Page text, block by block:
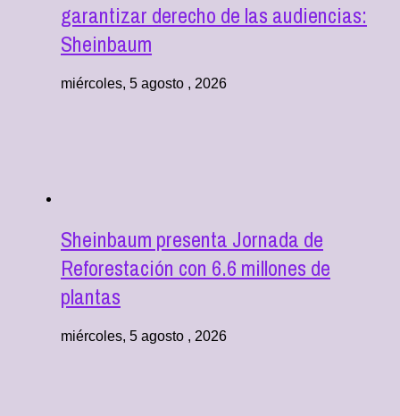
garantizar derecho de las audiencias:
Sheinbaum
miércoles, 5 agosto , 2026
Sheinbaum presenta Jornada de
Reforestación con 6.6 millones de
plantas
miércoles, 5 agosto , 2026